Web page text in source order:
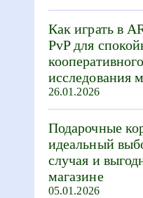
Как играть в
PvP для
исследования
26.01.2026
Подарочные
идеальный
случая и
магазине
05.01.2026